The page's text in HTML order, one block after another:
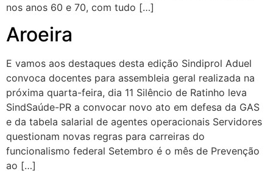
nos anos 60 e 70, com tudo […]
Aroeira
E vamos aos destaques desta edição Sindiprol Aduel
convoca docentes para assembleia geral realizada na
próxima quarta-feira, dia 11 Silêncio de Ratinho leva
SindSaúde-PR a convocar novo ato em defesa da GAS
e da tabela salarial de agentes operacionais Servidores
questionam novas regras para carreiras do
funcionalismo federal Setembro é o mês de Prevenção
ao […]